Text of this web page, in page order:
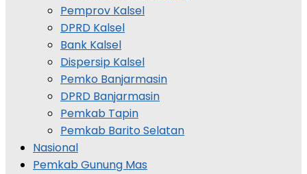
Pemprov Kalsel
DPRD Kalsel
Bank Kalsel
Dispersip Kalsel
Pemko Banjarmasin
DPRD Banjarmasin
Pemkab Tapin
Pemkab Barito Selatan
Nasional
Pemkab Gunung Mas